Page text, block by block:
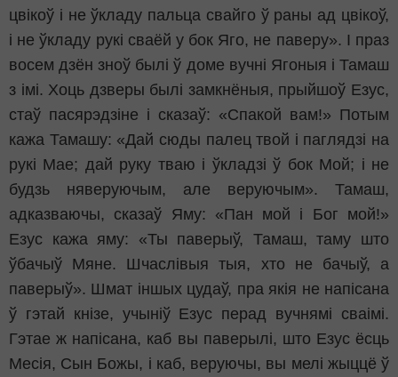
цвікоў і не ўкладу пальца свайго ў раны ад цвікоў,
і не ўкладу рукі сваёй у бок Яго, не паверу». І праз
восем дзён зноў былі ў доме вучні Ягоныя і Тамаш
з імі. Хоць дзверы былі замкнёныя, прыйшоў Езус,
стаў пасярэдзіне і сказаў: «Спакой вам!» Потым
кажа Тамашу: «Дай сюды палец твой і паглядзі на
рукі Мае; дай руку тваю і ўкладзі ў бок Мой; і не
будзь няверуючым, але веруючым». Тамаш,
адказваючы, сказаў Яму: «Пан мой і Бог мой!»
Езус кажа яму: «Ты паверыў, Тамаш, таму што
ўбачыў Мяне. Шчаслівыя тыя, хто не бачыў, а
паверыў». Шмат іншых цудаў, пра якія не напісана
ў гэтай кнізе, учыніў Езус перад вучнямі сваімі.
Гэтае ж напісана, каб вы паверылі, што Езус ёсць
Месія, Сын Божы, і каб, веруючы, вы мелі жыццё ў